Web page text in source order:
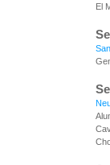
El